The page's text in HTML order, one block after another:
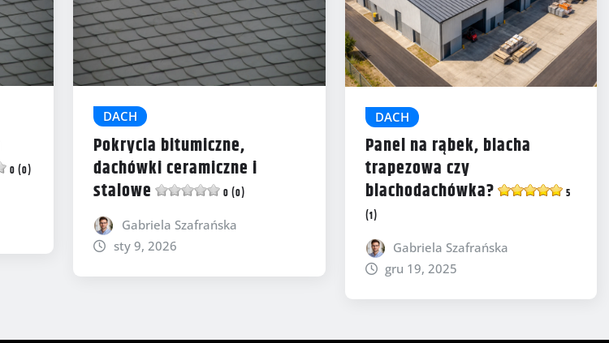
0 (0)
DACH
Pokrycia bitumiczne,
dachówki ceramiczne i
stalowe
0 (0)
Gabriela Szafrańska
sty 9, 2026
DACH
Panel na rąbek, blacha
trapezowa czy
blachodachówka?
5
(1)
Gabriela Szafrańska
gru 19, 2025